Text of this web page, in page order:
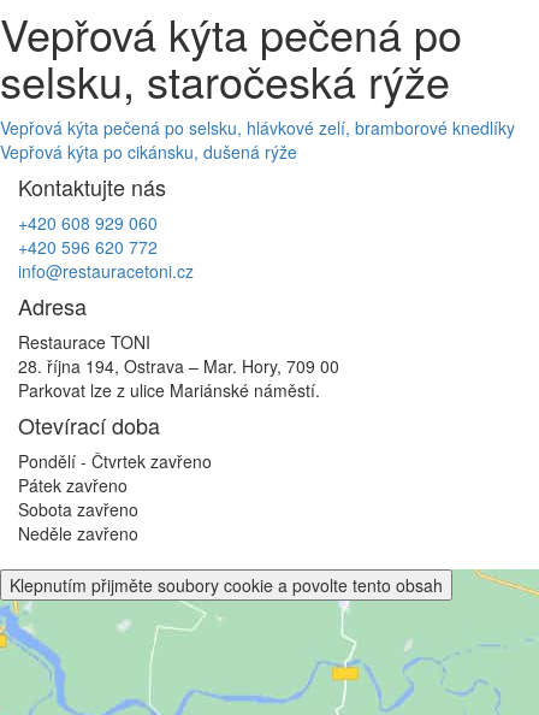
Vepřová kýta pečená po
selsku, staročeská rýže
Navigace
pro
příspěvek
Vepřová kýta pečená po selsku, hlávkové zelí, bramborové knedlíky
Vepřová kýta po cikánsku, dušená rýže
Kontaktujte nás
+420 608 929 060
+420 596 620 772
info@restauracetoni.cz
Adresa
Restaurace TONI
28. října 194, Ostrava – Mar. Hory, 709 00
Parkovat lze z ulice Mariánské náměstí.
Otevírací doba
Pondělí - Čtvrtek zavřeno
Pátek zavřeno
Sobota zavřeno
Neděle zavřeno
Klepnutím přijměte soubory cookie a povolte tento obsah